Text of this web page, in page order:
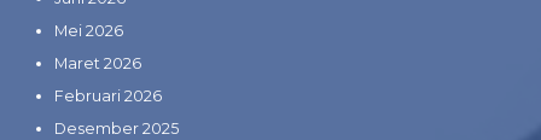
Mei 2026
Maret 2026
Februari 2026
Desember 2025